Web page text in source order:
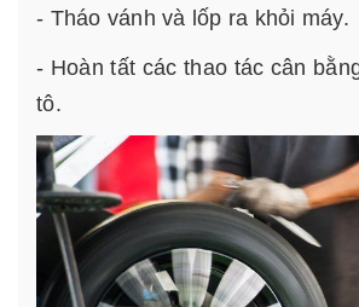
- Tháo vánh và lốp ra khỏi máy.
- Hoàn tất các thao tác cân
tô.